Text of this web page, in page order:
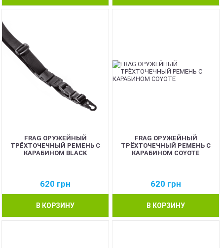
FRAG ОРУЖЕЙНЫЙ
ТРЁХТОЧЕЧНЫЙ РЕМЕНЬ С
КАРАБИНОМ BLACK
620 грн
В КОРЗИНУ
FRAG ОРУЖЕЙНЫЙ
ТРЁХТОЧЕЧНЫЙ РЕМЕНЬ С
КАРАБИНОМ COYOTE
620 грн
В КОРЗИНУ